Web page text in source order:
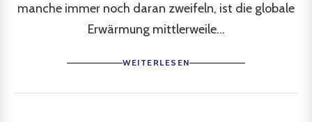
manche immer noch daran zweifeln, ist die globale
Erwärmung mittlerweile...
WEITERLESEN